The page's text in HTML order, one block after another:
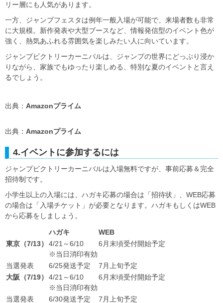
リー層にも人気があります。
一方、ジャンプフェスタは例年一般入場が可能で、来場者数も非常
に大規模。新作発表や大型ブースなど、情報発信型のイベント色が
強く、熱気あふれる雰囲気を楽しみたい人に向いています。
ジャンプビクトリーカーニバルは、ジャンプの世界にどっぷり浸か
りながら、家族でもゆったり楽しめる、特別な夏のイベントと言え
るでしょう。
出典： Amazonプライム
出典： Amazonプライム
4.イベントに参加するには
ジャンプビクトリーカーニバルは入場無料ですが、事前応募＆完全
招待制です。
小学生以上の入場には、ハガキ応募の場合は「招待状」、WEB応募
の場合は「入場チケット」が必要となります。ハガキもしくはWEB
から応募をしましょう。
ハガキ
WEB
東京（7/13）
4/21～6/10
※当日消印有効
6月末頃受付開始予定
当選発表 6/25発送予定
7月上旬予定
大阪（7/19）
4/21～6/10
※当日消印有効
6月末頃受付開始予定
当選発表 6/30発送予定 7月上旬予定